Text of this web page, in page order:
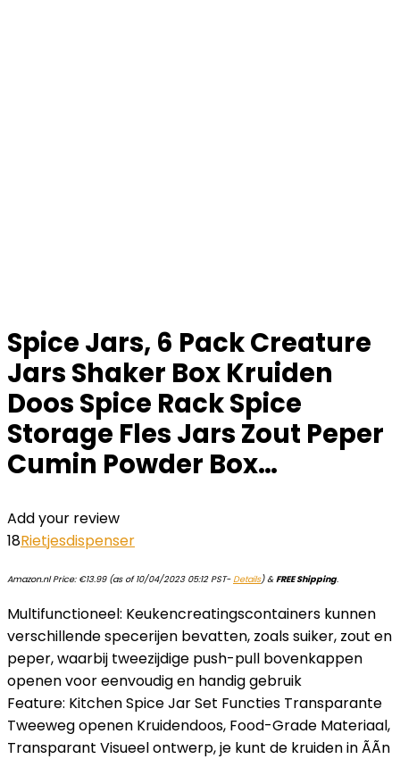
Spice Jars, 6 Pack Creature
Jars Shaker Box Kruiden
Doos Spice Rack Spice
Storage Fles Jars Zout Peper
Cumin Powder Box…
Add your review
18Rietjesdispenser
Amazon.nl Price: €13.99(as of 10/04/2023 05:12 PST-Details)&FREE Shipping.
Multifunctioneel: Keukencreatingscontainers kunnen
verschillende specerijen bevatten, zoals suiker, zout en
peper, waarbij tweezijdige push-pull bovenkappen
openen voor eenvoudig en handig gebruik
Feature: Kitchen Spice Jar Set Functies Transparante
Tweeweg openen Kruidendoos, Food-Grade Materiaal,
Transparant Visueel ontwerp, je kunt de kruiden in ÃÃn